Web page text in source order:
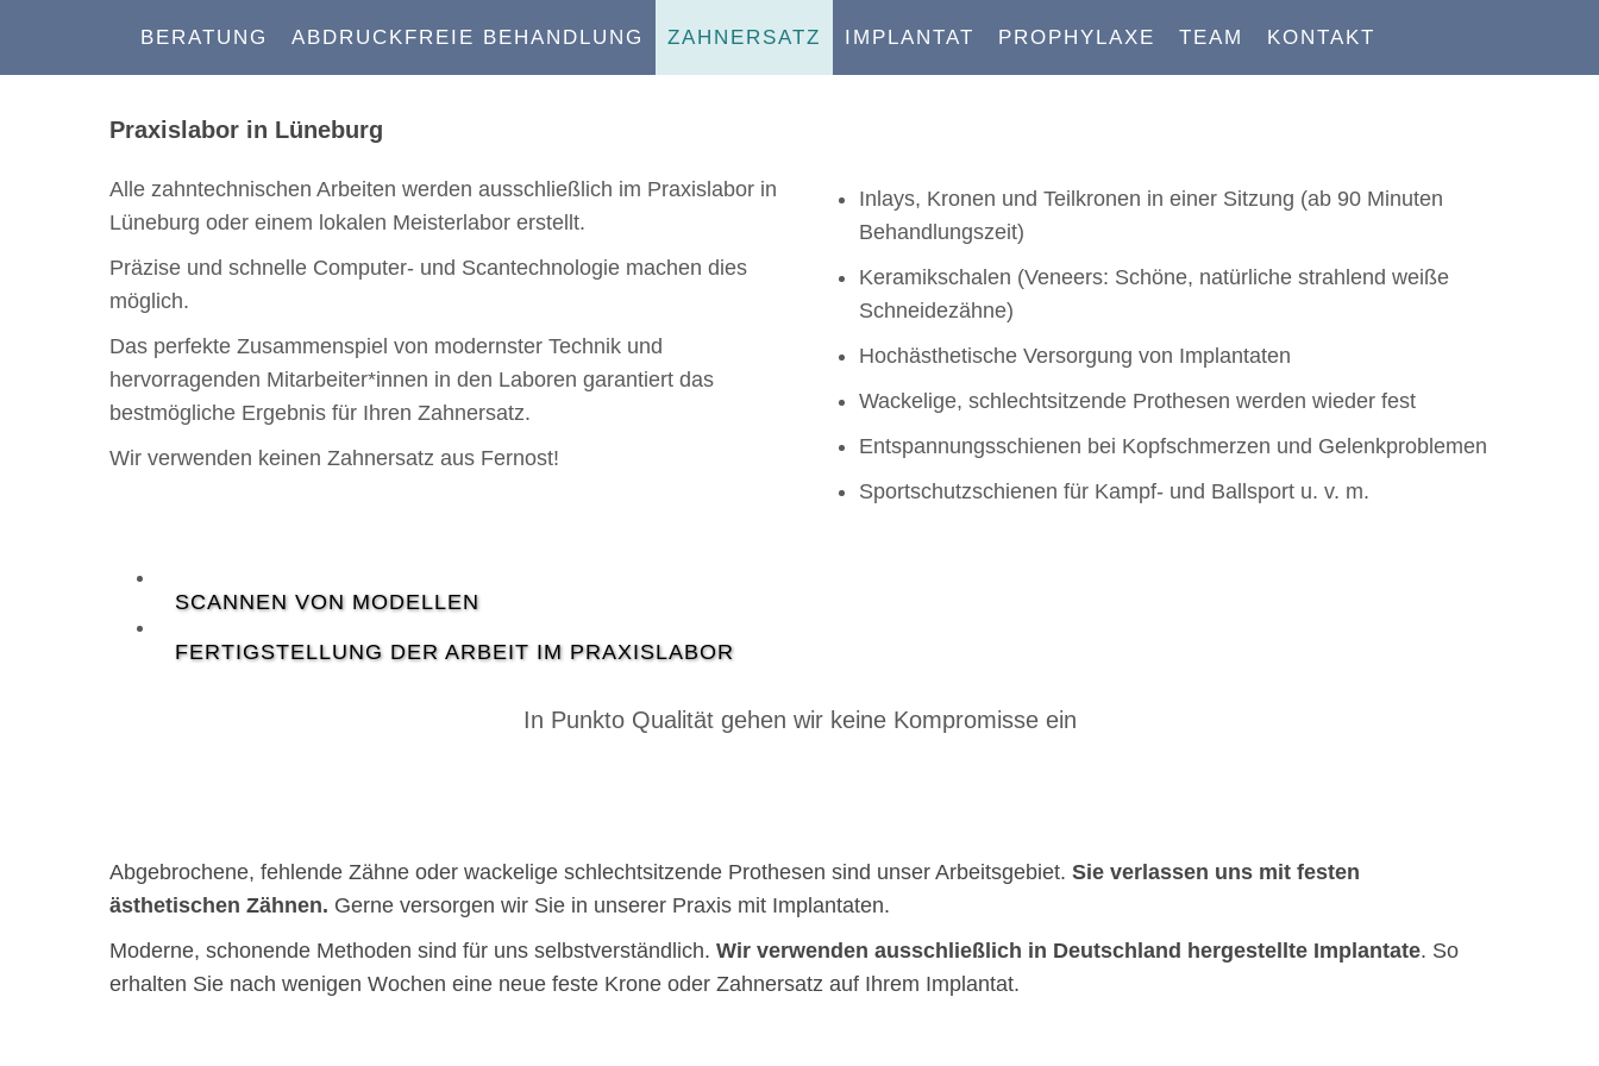
BERATUNG ABDRUCKFREIE BEHANDLUNG ZAHNERSATZ IMPLANTAT PROPHYLAXE TEAM KONTAKT
Praxislabor in Lüneburg
Alle zahntechnischen Arbeiten werden ausschließlich im Praxislabor in
Lüneburg oder einem lokalen Meisterlabor erstellt.
Präzise und schnelle Computer- und Scantechnologie machen dies
möglich.
Das perfekte Zusammenspiel von modernster Technik und
hervorragenden Mitarbeiter*innen in den Laboren garantiert das
bestmögliche Ergebnis für Ihren Zahnersatz.
Wir verwenden keinen Zahnersatz aus Fernost!
Inlays, Kronen und Teilkronen in einer Sitzung (ab 90 Minuten
Behandlungszeit)
Keramikschalen (Veneers: Schöne, natürliche strahlend weiße
Schneidezähne)
Hochästhetische Versorgung von Implantaten
Wackelige, schlechtsitzende Prothesen werden wieder fest
Entspannungsschienen bei Kopfschmerzen und Gelenkproblemen
Sportschutzschienen für Kampf- und Ballsport u. v. m.
SCANNEN VON MODELLEN
FERTIGSTELLUNG DER ARBEIT IM PRAXISLABOR
In Punkto Qualität gehen wir keine Kompromisse ein
Abgebrochene, fehlende Zähne oder wackelige schlechtsitzende Prothesen sind unser Arbeitsgebiet. Sie verlassen uns mit festen
ästhetischen Zähnen. Gerne versorgen wir Sie in unserer Praxis mit Implantaten.
Moderne, schonende Methoden sind für uns selbstverständlich. Wir verwenden ausschließlich in Deutschland hergestellte Implantate. So
erhalten Sie nach wenigen Wochen eine neue feste Krone oder Zahnersatz auf Ihrem Implantat.